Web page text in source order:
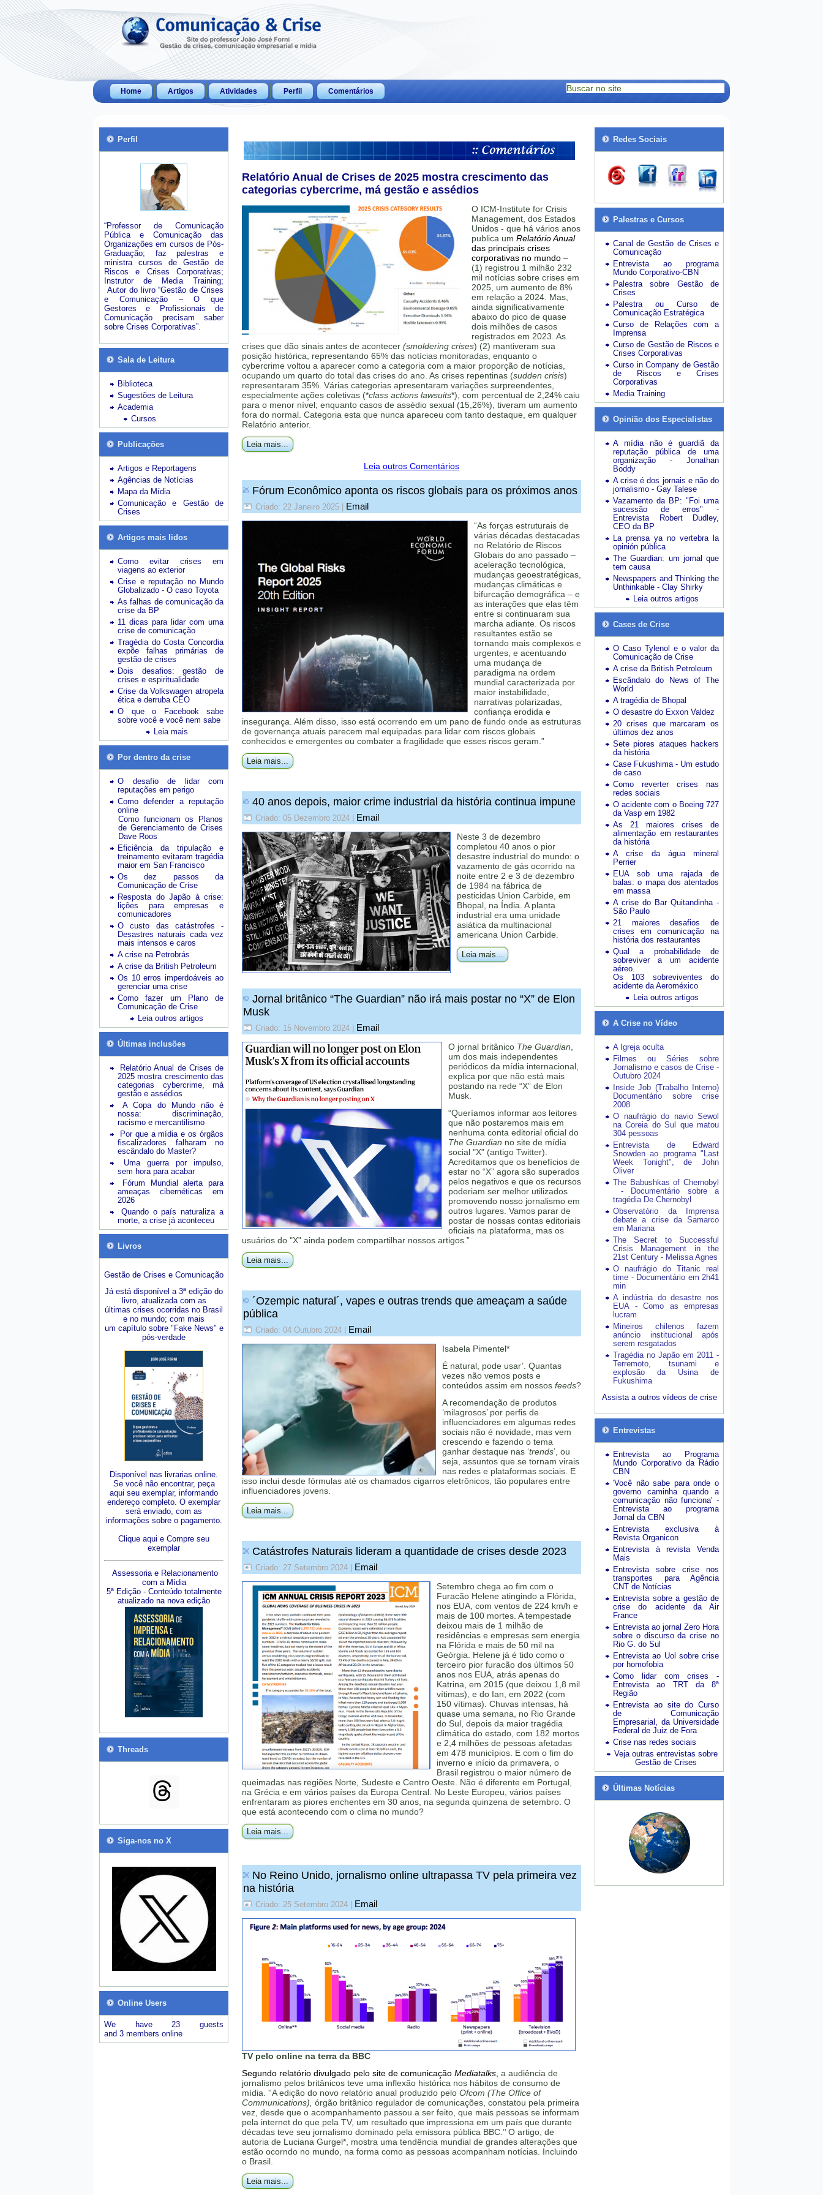
Home Artigos Atividades Perfil Comentários
Perfil
“Professor de Comunicação
Pública e Comunicação das
Organizações em cursos de Pós-
Graduação; faz palestras e
ministra cursos de Gestão de
Riscos e Crises Corporativas;
Instrutor de Media Training;
Autor do livro “Gestão de Crises
e Comunicação – O que
Gestores e Profissionais de
Comunicação precisam saber
sobre Crises Corporativas”.
Sala de Leitura
Biblioteca
Sugestões de Leitura
Academia
Cursos
Publicações
Artigos e Reportagens
Agências de Notícias
Mapa da Mídia
Comunicação e Gestão de
Crises
Artigos mais lidos
Como evitar crises em
viagens ao exterior
Crise e reputação no Mundo
Globalizado - O caso Toyota
As falhas de comunicação da
crise da BP
11 dicas para lidar com uma
crise de comunicação
Tragédia do Costa Concordia
expõe falhas primárias de
gestão de crises
Dois desafios: gestão de
crises e espiritualidade
Crise da Volkswagen atropela
ética e derruba CEO
O que o Facebook sabe
sobre você e você nem sabe
Leia mais
Por dentro da crise
O desafio de lidar com
reputações em perigo
Como defender a reputação
online
Como funcionam os Planos
de Gerenciamento de Crises
Dave Roos
Eficiência da tripulação e
treinamento evitaram tragédia
maior em San Francisco
Os dez passos da
Comunicação de Crise
Resposta do Japão à crise:
lições para empresas e
comunicadores
O custo das catástrofes -
Desastres naturais cada vez
mais intensos e caros
A crise na Petrobrás
A crise da British Petroleum
Os 10 erros imperdoáveis ao
gerenciar uma crise
Como fazer um Plano de
Comunicação de Crise
Leia outros artigos
Últimas inclusões
Relatório Anual de Crises de
2025 mostra crescimento das
categorias cybercrime, má
gestão e assédios
A Copa do Mundo não é
nossa: discriminação,
racismo e mercantilismo
Por que a mídia e os órgãos
fiscalizadores falharam no
escândalo do Master?
Uma guerra por impulso,
sem hora para acabar
Fórum Mundial alerta para
ameaças cibernéticas em
2026
Quando o país naturaliza a
morte, a crise já aconteceu
Livros
Gestão de Crises e Comunicação
Já está disponível a 3ª edição do
livro, atualizada com as
últimas crises ocorridas no Brasil
e no mundo; com mais
um capítulo sobre "Fake News" e
pós-verdade
Disponível nas livrarias online.
Se você não encontrar, peça
aqui seu exemplar, informando
endereço completo. O exemplar
será enviado, com as
informações sobre o pagamento.
Clique aqui e Compre seu
exemplar
Assessoria e Relacionamento
com a Mídia
5ª Edição - Conteúdo totalmente
atualizado na nova edição
Threads
Siga-nos no X
Online Users
We have 23 guests
and 3 members online
Relatório Anual de Crises de 2025 mostra crescimento das
categorias cybercrime, má gestão e assédios
O ICM-Institute for Crisis
Management, dos Estados
Unidos - que há vários anos
publica um Relatório Anual
das principais crises
corporativas no mundo –
(1) registrou 1 milhão 232
mil notícias sobre crises em
2025, um aumento de 8%
em relação a 2024. Mas,
ainda significativamente
abaixo do pico de quase
dois milhões de casos
registrados em 2023. As
crises que dão sinais antes de acontecer (smoldering crises) (2) mantiveram sua
posição histórica, representando 65% das notícias monitoradas, enquanto o
cybercrime voltou a aparecer como a categoria com a maior proporção de notícias,
ocupando um quarto do total das crises do ano. As crises repentinas (sudden crisis)
representaram 35%. Várias categorias apresentaram variações surpreendentes,
especialmente ações coletivas (*class actions lawsuits*), com percentual de 2,24% caiu
para o menor nível; enquanto casos de assédio sexual (15,26%), tiveram um aumento
fora do normal. Categoria esta que nunca apareceu com tanto destaque, em qualquer
Relatório anterior.
Leia mais...
Leia outros Comentários
Fórum Econômico aponta os riscos globais para os próximos anos
Criado: 22 Janeiro 2025 Email
“As forças estruturais de
várias décadas destacadas
no Relatório de Riscos
Globais do ano passado –
aceleração tecnológica,
mudanças geoestratégicas,
mudanças climáticas e
bifurcação demográfica – e
as interações que elas têm
entre si continuaram sua
marcha adiante. Os riscos
resultantes estão se
tornando mais complexos e
urgentes, e acentuando
uma mudança de
paradigma na ordem
mundial caracterizada por
maior instabilidade,
narrativas polarizadas,
confiança erodida e
insegurança. Além disso, isso está ocorrendo em um pano de fundo onde as estruturas
de governança atuais parecem mal equipadas para lidar com riscos globais
conhecidos e emergentes ou combater a fragilidade que esses riscos geram.”
Leia mais...
40 anos depois, maior crime industrial da história continua impune
Criado: 05 Dezembro 2024 Email
Neste 3 de dezembro
completou 40 anos o pior
desastre industrial do mundo: o
vazamento de gás ocorrido na
noite entre 2 e 3 de dezembro
de 1984 na fábrica de
pesticidas Union Carbide, em
Bhopal, na Índia. A planta
industrial era uma unidade
asiática da multinacional
americana Union Carbide.
Leia mais...
Jornal britânico “The Guardian” não irá mais postar no “X” de Elon
Musk
Criado: 15 Novembro 2024 Email
O jornal britânico The Guardian
um dos mais independentes
periódicos da mídia internacional,
explica por que não está mais
postando na rede “X” de Elon
Musk.
“Queríamos informar aos leitores
que não postaremos mais em
nenhuma conta editorial oficial do
The Guardian no site de mídia
social "X" (antigo Twitter).
Acreditamos que os benefícios de
estar no “X” agora são superados
pelos negativos e que os recursos
poderiam ser melhor utilizados
promovendo nosso jornalismo em
outros lugares. Vamos parar de
postar de nossas contas editoriais
oficiais na plataforma, mas os
usuários do "X" ainda podem compartilhar nossos artigos.”
Leia mais...
´Ozempic natural´, vapes e outras trends que ameaçam a saúde
pública
Criado: 04 Outubro 2024 Email
Isabela Pimentel*
É natural, pode usar’. Quantas
vezes não vemos posts e
conteúdos assim em nossos feeds?
A recomendação de produtos
‘milagrosos’ por perfis de
influenciadores em algumas redes
sociais não é novidade, mas vem
crescendo e fazendo o tema
ganhar destaque nas ‘trends’, ou
seja, assuntos que se tornam virais
nas redes e plataformas sociais. E
isso inclui desde fórmulas até os chamados cigarros eletrônicos, tão populares entre
influenciadores jovens.
Leia mais...
Catástrofes Naturais lideram a quantidade de crises desde 2023
Criado: 27 Setembro 2024 Email
Setembro chega ao fim com o
Furacão Helene atingindo a Flórida,
nos EUA, com ventos de 224 km/h e
mais de 100 mortes. A tempestade
deixou mais de 1 milhão de
residências e empresas sem energia
na Flórida e mais de 50 mil na
Geórgia. Helene já é tido como o
terceiro pior furacão dos últimos 50
anos nos EUA, atrás apenas do
Katrina, em 2015 (que deixou 1,8 mil
vítimas), e do Ian, em 2022 (com
150 vítimas). Chuvas intensas, há
quase uma semana, no Rio Grande
do Sul, depois da maior tragédia
climática do estado, com 182 mortos
e 2,4 milhões de pessoas afetadas
em 478 municípios. E com o fim do
inverno e início da primavera, o
Brasil registrou o maior número de
queimadas nas regiões Norte, Sudeste e Centro Oeste. Não é diferente em Portugal,
na Grécia e em vários países da Europa Central. No Leste Europeu, vários países
enfrentaram as piores enchentes em 30 anos, na segunda quinzena de setembro. O
que está acontecendo com o clima no mundo?
Leia mais...
No Reino Unido, jornalismo online ultrapassa TV pela primeira vez
na história
Criado: 25 Setembro 2024 Email
TV pelo online na terra da BBC
Segundo relatório divulgado pelo site de comunicação Mediatalks a audiência de
jornalismo pelos britânicos teve uma inflexão histórica nos hábitos de consumo de
mídia. ''A edição do novo relatório anual produzido pelo Ofcom (The Office of
Communications), órgão britânico regulador de comunicações, constatou pela primeira
vez, desde que o acompanhamento passou a ser feito, que mais pessoas se informam
pela internet do que pela TV, um resultado que impressiona em um país que durante
décadas teve seu jornalismo dominado pela emissora pública BBC.’’ O artigo, de
autoria de Luciana Gurgel*, mostra uma tendência mundial de grandes alterações que
estão ocorndo no mundo, na forma como as pessoas acompanham notícias. Incluindo
o Brasil.
Leia mais...
Redes Sociais
Palestras e Cursos
Canal de Gestão de Crises e
Comunicação
Entrevista ao programa
Mundo Corporativo-CBN
Palestra sobre Gestão de
Crises
Palestra ou Curso de
Comunicação Estratégica
Curso de Relações com a
Imprensa
Curso de Gestão de Riscos e
Crises Corporativas
Curso in Company de Gestão
de Riscos e Crises
Corporativas
Media Training
Opinião dos Especialistas
A mídia não é guardiã da
reputação pública de uma
organização - Jonathan
Boddy
A crise é dos jornais e não do
jornalismo - Gay Talese
Vazamento da BP: "Foi uma
sucessão de erros" -
Entrevista Robert Dudley,
CEO da BP
La prensa ya no vertebra la
opinión pública
The Guardian: um jornal que
tem causa
Newspapers and Thinking the
Unthinkable - Clay Shirky
Leia outros artigos
Cases de Crise
O Caso Tylenol e o valor da
Comunicação de Crise
A crise da British Petroleum
Escândalo do News of The
World
A tragédia de Bhopal
O desastre do Exxon Valdez
20 crises que marcaram os
últimos dez anos
Sete piores ataques hackers
da história
Case Fukushima - Um estudo
de caso
Como reverter crises nas
redes sociais
O acidente com o Boeing 727
da Vasp em 1982
As 21 maiores crises de
alimentação em restaurantes
da história
A crise da água mineral
Perrier
EUA sob uma rajada de
balas: o mapa dos atentados
em massa
A crise do Bar Quitandinha -
São Paulo
21 maiores desafios de
crises em comunicação na
história dos restaurantes
Qual a probabilidade de
sobreviver a um acidente
aéreo.
Os 103 sobreviventes do
acidente da Aeroméxico
Leia outros artigos
A Crise no Vídeo
A Igreja oculta
Filmes ou Séries sobre
Jornalismo e casos de Crise -
Outubro 2024
Inside Job (Trabalho Interno)
Documentário sobre crise
2008
O naufrágio do navio Sewol
na Coreia do Sul que matou
304 pessoas
Entrevista de Edward
Snowden ao programa "Last
Week Tonight", de John
Oliver
The Babushkas of Chernobyl
- Documentário sobre a
tragédia De Chernobyl
Observatório da Imprensa
debate a crise da Samarco
em Mariana
The Secret to Successful
Crisis Management in the
21st Century - Melissa Agnes
O naufrágio do Titanic real
time - Documentário em 2h41
min
A indústria do desastre nos
EUA - Como as empresas
lucram
Mineiros chilenos fazem
anúncio institucional após
serem resgatados
Tragédia no Japão em 2011 -
Terremoto, tsunami e
explosão da Usina de
Fukushima
Assista a outros vídeos de crise
Entrevistas
Entrevista ao Programa
Mundo Corporativo da Rádio
CBN
'Você não sabe para onde o
governo caminha quando a
comunicação não funciona' -
Entrevista ao programa
Jornal da CBN
Entrevista exclusiva à
Revista Organicon
Entrevista à revista Venda
Mais
Entrevista sobre crise nos
transportes para Agência
CNT de Notícias
Entrevista sobre a gestão de
crise do acidente da Air
France
Entrevista ao jornal Zero Hora
sobre o discurso da crise no
Rio G. do Sul
Entrevista ao Uol sobre crise
por homofobia
Como lidar com crises -
Entrevista ao TRT da 8ª
Região
Entrevista ao site do Curso
de Comunicação
Empresarial, da Universidade
Federal de Juiz de Fora
Crise nas redes sociais
Veja outras entrevistas sobre
Gestão de Crises
Últimas Notícias